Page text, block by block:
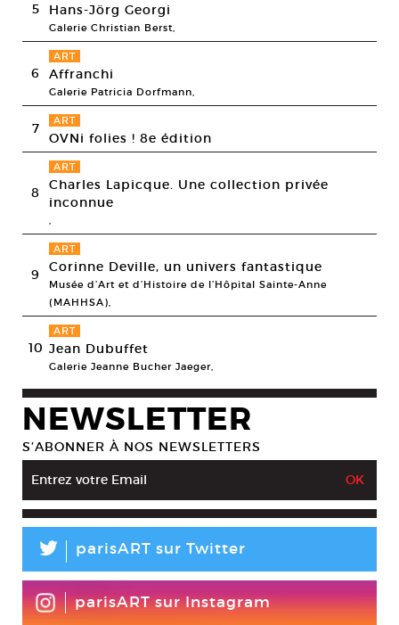
5 Hans-Jörg Georgi
Galerie Christian Berst,
6
ART
Affranchi
Galerie Patricia Dorfmann,
7 ART
OVNi folies ! 8e édition
8
ART
Charles Lapicque. Une collection privée
inconnue
,
9
ART
Corinne Deville, un univers fantastique
Musée d’Art et d’Histoire de l’Hôpital Sainte-Anne
(MAHHSA),
10
ART
Jean Dubuffet
Galerie Jeanne Bucher Jaeger,
NEWSLETTER
S’ABONNER À NOS NEWSLETTERS
L parisART sur Twitter
parisART sur Instagram